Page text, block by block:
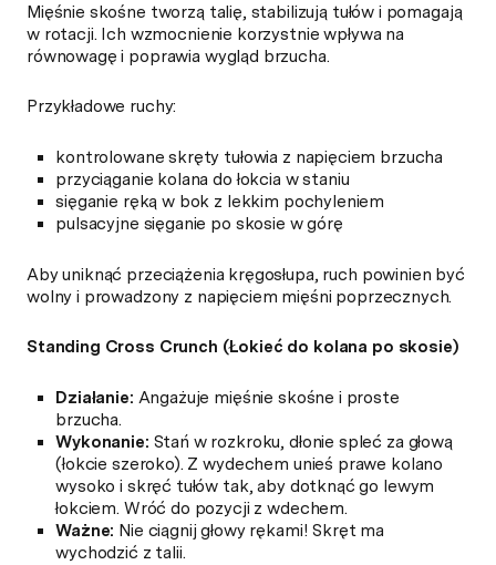
Mięśnie skośne tworzą talię, stabilizują tułów i pomagają
w rotacji. Ich wzmocnienie korzystnie wpływa na
równowagę i poprawia wygląd brzucha.
Przykładowe ruchy:
kontrolowane skręty tułowia z napięciem brzucha
przyciąganie kolana do łokcia w staniu
sięganie ręką w bok z lekkim pochyleniem
pulsacyjne sięganie po skosie w górę
Aby uniknąć przeciążenia kręgosłupa, ruch powinien być
wolny i prowadzony z napięciem mięśni poprzecznych.
Standing Cross Crunch (Łokieć do kolana po skosie)
Działanie: Angażuje mięśnie skośne i proste
brzucha.
Wykonanie: Stań w rozkroku, dłonie spleć za głową
(łokcie szeroko). Z wydechem unieś prawe kolano
wysoko i skręć tułów tak, aby dotknąć go lewym
łokciem. Wróć do pozycji z wdechem.
Ważne: Nie ciągnij głowy rękami! Skręt ma
wychodzić z talii.